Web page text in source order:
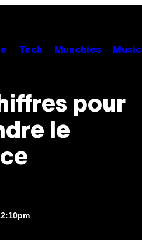
Tech Munchies Music
pour
le